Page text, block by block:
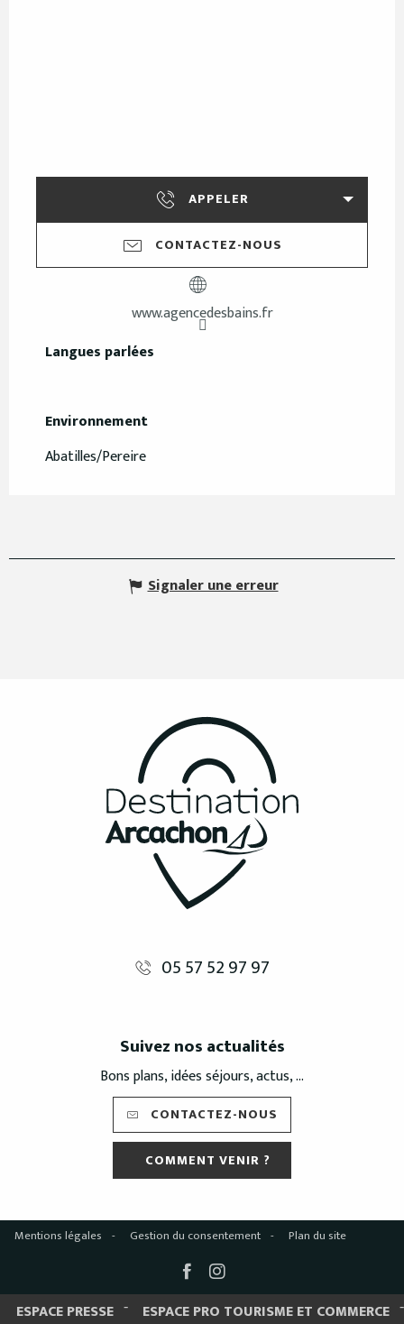
APPELER
CONTACTEZ-NOUS
www.agencedesbains.fr
Langues parlées
Langues parlées
Environnement
Environnement
Abatilles/Pereire
Signaler une erreur
05 57 52 97 97
Suivez nos actualités
Bons plans, idées séjours, actus, ...
CONTACTEZ-NOUS
COMMENT VENIR ?
Mentions légales Gestion du consentement Plan du site
ESPACE PRESSE ESPACE PRO TOURISME ET COMMERCE